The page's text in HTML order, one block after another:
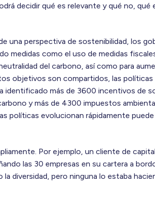
decidir qué es relevante y qué no, qué
una perspectiva de sostenibilidad, los
medidas como el uso de medidas
del carbono, así como para
objetivos son compartidos, las políticas
identificado más de 3600 incentivos de
y más de 4300 impuestos
políticas evolucionan rápidamente
Por ejemplo, un cliente de
las 30 empresas en su cartera a
diversidad, pero ninguna lo estaba